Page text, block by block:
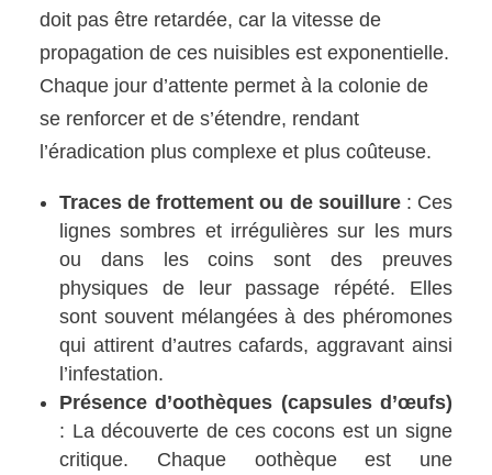
doit pas être retardée, car la vitesse de
propagation de ces nuisibles est exponentielle.
Chaque jour d’attente permet à la colonie de
se renforcer et de s’étendre, rendant
l’éradication plus complexe et plus coûteuse.
Traces de frottement ou de souillure: Ces
lignes sombres et irrégulières sur les murs
ou dans les coins sont des preuves
physiques de leur passage répété. Elles
sont souvent mélangées à des phéromones
qui attirent d’autres cafards, aggravant ainsi
l’infestation.
Présence d’oothèques (capsules d’œufs)
: La découverte de ces cocons est un signe
critique. Chaque oothèque est une